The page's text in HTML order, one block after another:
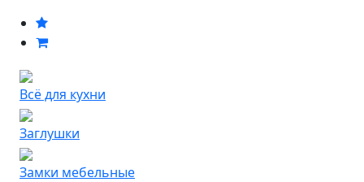
Всё для кухни
Заглушки
Замки мебельные